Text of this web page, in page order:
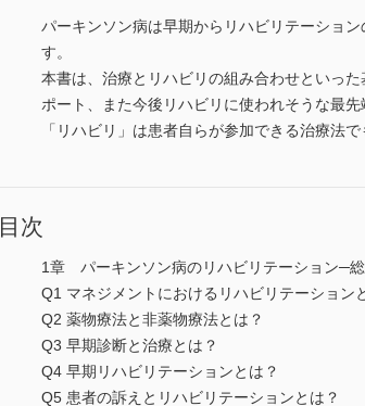
パーキンソン病は早期からリハビリテーショ
す。
本書は、治療とリハビリの組み合わせといっ
ポート、また今後リハビリに使われそうな最
「リハビリ」は患者自らが参加できる治療法
目次
1章 パーキンソン病のリハビリテーション─
Q1 マネジメントにおけるリハビリテーション
Q2 薬物療法と非薬物療法とは？
Q3 早期診断と治療とは？
Q4 早期リハビリテーションとは？
Q5 患者の訴えとリハビリテーションとは？